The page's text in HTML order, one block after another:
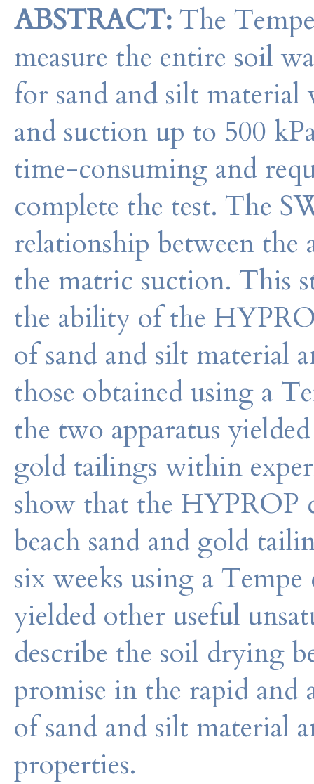
ABSTRACT: The
measure the entire soil
for sand and silt
and suction up to 500
time-consuming and
complete the test. The
relationship between
the matric suction. This
the ability of the
of sand and silt material
those obtained using a
the two apparatus
gold tailings within
show that the HYPROP
beach sand and gold
six weeks using a
yielded other useful
describe the soil drying
promise in the rapid and
of sand and silt material
properties.